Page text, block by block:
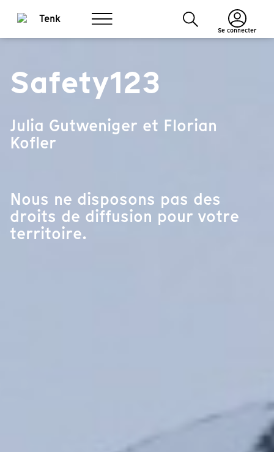
Se connecter
Safety123
Julia Gutweniger et Florian
Kofler
Nous ne disposons pas des
droits de diffusion pour votre
territoire.